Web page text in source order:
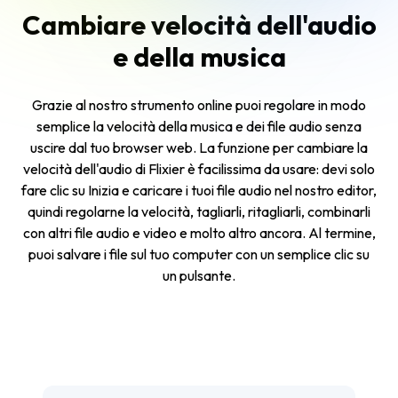
Cambiare velocità dell'audio
e della musica
Grazie al nostro strumento online puoi regolare in modo
semplice la velocità della musica e dei file audio senza
uscire dal tuo browser web. La funzione per cambiare la
velocità dell'audio di Flixier è facilissima da usare: devi solo
fare clic su Iniziae caricare i tuoi file audio nel nostro editor,
quindi regolarne la velocità, tagliarli, ritagliarli, combinarli
con altri file audio e video e molto altro ancora. Al termine,
puoi salvare i file sul tuo computer con un semplice clic su
un pulsante.